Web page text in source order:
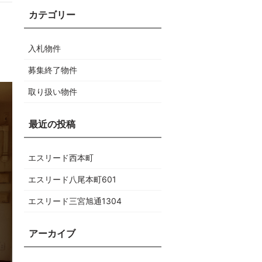
入札物件
募集終了物件
取り扱い物件
エスリード西本町
エスリード八尾本町601
エスリード三宮旭通1304